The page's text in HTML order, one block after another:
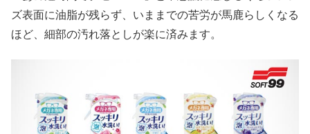
ズ表面に油脂が残らず、いままでの苦労が馬鹿らしくなる
ほど、細部の汚れ落としが楽に済みます。